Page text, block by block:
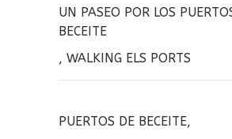
UN PASEO POR LOS
BECEITE
, WALKING ELS PORTS
PUERTOS DE BECEITE,